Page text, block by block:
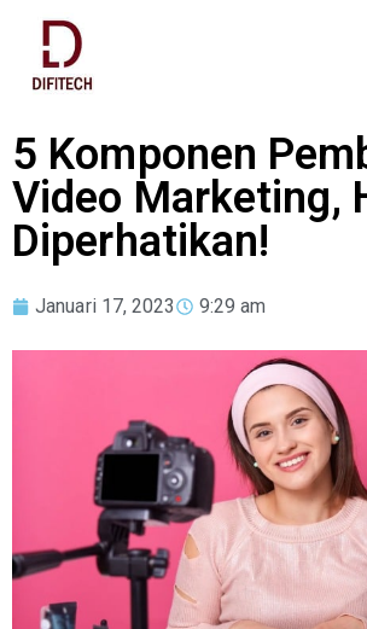
5 Komponen
Video Marketing,
Diperhatikan!
Januari 17, 2023 9:29 am